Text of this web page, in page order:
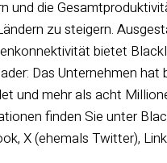
und die
zu steigern.
bietet
Das Unternehmen
und mehr als acht
finden Sie unter
X (ehemals Twitter),